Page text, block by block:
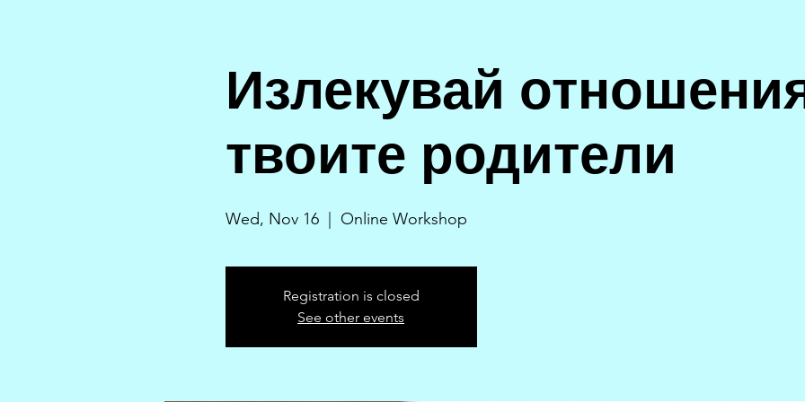
Излекувай
твоите родители
Wed, Nov 16
  |
Online Workshop
Registration is closed
See other events